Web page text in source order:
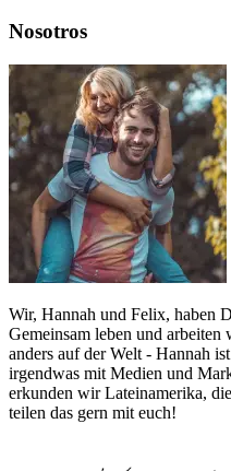
Nosotros
Wir, Hannah und Felix, haben
Gemeinsam leben und
anders auf der Welt - Hannah
irgendwas mit Medien und
erkunden wir Lateinamerika,
teilen das gern mit euch!